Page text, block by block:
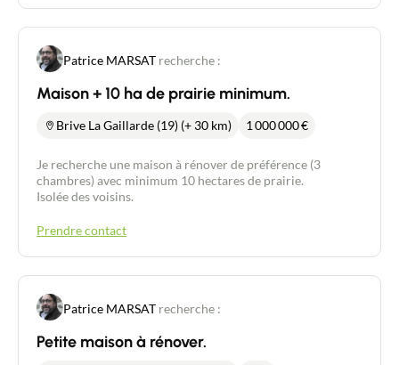
Patrice MARSAT recherche :
Maison + 10 ha de prairie minimum.
Brive La Gaillarde (19) (+ 30 km) 1 000 000€
Je recherche une maison à rénover de préférence (3
chambres) avec minimum 10 hectares de prairie.
Isolée des voisins.
Prendre contact
Patrice MARSAT recherche :
Petite maison à rénover.